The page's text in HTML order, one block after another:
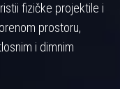
fizičke projektile i
prostoru,
i dimnim